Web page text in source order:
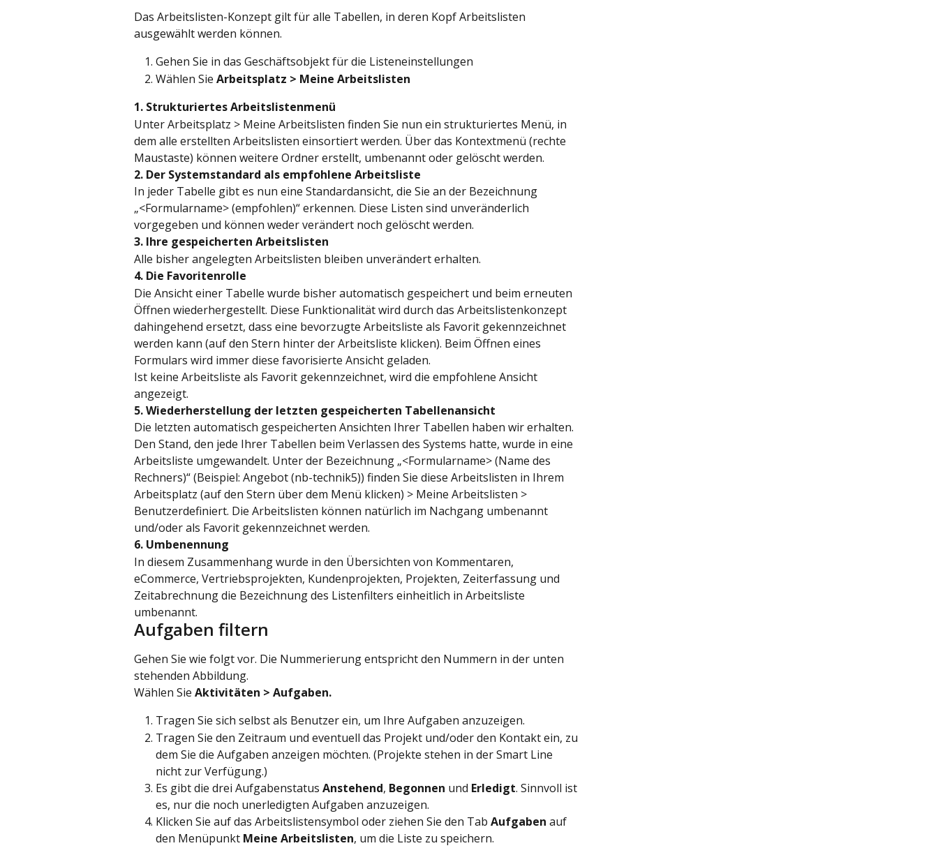
Das Arbeitslisten-Konzept gilt für alle Tabellen, in deren Kopf Arbeitslisten
ausgewählt werden können.
Gehen Sie in das Geschäftsobjekt für die Listeneinstellungen
Wählen Sie Arbeitsplatz > Meine Arbeitslisten
1. Strukturiertes Arbeitslistenmenü
Unter Arbeitsplatz > Meine Arbeitslisten finden Sie nun ein strukturiertes Menü, in
dem alle erstellten Arbeitslisten einsortiert werden. Über das Kontextmenü (rechte
Maustaste) können weitere Ordner erstellt, umbenannt oder gelöscht werden.
2. Der Systemstandard als empfohlene Arbeitsliste
In jeder Tabelle gibt es nun eine Standardansicht, die Sie an der Bezeichnung
„<Formularname> (empfohlen)“ erkennen. Diese Listen sind unveränderlich
vorgegeben und können weder verändert noch gelöscht werden.
3. Ihre gespeicherten Arbeitslisten
Alle bisher angelegten Arbeitslisten bleiben unverändert erhalten.
4. Die Favoritenrolle
Die Ansicht einer Tabelle wurde bisher automatisch gespeichert und beim erneuten
Öffnen wiederhergestellt. Diese Funktionalität wird durch das Arbeitslistenkonzept
dahingehend ersetzt, dass eine bevorzugte Arbeitsliste als Favorit gekennzeichnet
werden kann (auf den Stern hinter der Arbeitsliste klicken). Beim Öffnen eines
Formulars wird immer diese favorisierte Ansicht geladen.
Ist keine Arbeitsliste als Favorit gekennzeichnet, wird die empfohlene Ansicht
angezeigt.
5. Wiederherstellung der letzten gespeicherten Tabellenansicht
Die letzten automatisch gespeicherten Ansichten Ihrer Tabellen haben wir erhalten.
Den Stand, den jede Ihrer Tabellen beim Verlassen des Systems hatte, wurde in eine
Arbeitsliste umgewandelt. Unter der Bezeichnung „<Formularname> (Name des
Rechners)“ (Beispiel: Angebot (nb-technik5)) finden Sie diese Arbeitslisten in Ihrem
Arbeitsplatz (auf den Stern über dem Menü klicken) > Meine Arbeitslisten >
Benutzerdefiniert. Die Arbeitslisten können natürlich im Nachgang umbenannt
und/oder als Favorit gekennzeichnet werden.
6. Umbenennung
In diesem Zusammenhang wurde in den Übersichten von Kommentaren,
eCommerce, Vertriebsprojekten, Kundenprojekten, Projekten, Zeiterfassung und
Zeitabrechnung die Bezeichnung des Listenfilters einheitlich in Arbeitsliste
umbenannt.
Aufgaben filtern
Gehen Sie wie folgt vor. Die Nummerierung entspricht den Nummern in der unten
stehenden Abbildung.
Wählen Sie Aktivitäten > Aufgaben.
Tragen Sie sich selbst als Benutzer ein, um Ihre Aufgaben anzuzeigen.
Tragen Sie den Zeitraum und eventuell das Projekt und/oder den Kontakt ein, zu
dem Sie die Aufgaben anzeigen möchten. (Projekte stehen in der Smart Line
nicht zur Verfügung.)
Es gibt die drei Aufgabenstatus Anstehend, Begonnen und Erledigt. Sinnvoll ist
es, nur die noch unerledigten Aufgaben anzuzeigen.
Klicken Sie auf das Arbeitslistensymbol oder ziehen Sie den Tab Aufgaben auf
den Menüpunkt Meine Arbeitslisten, um die Liste zu speichern.